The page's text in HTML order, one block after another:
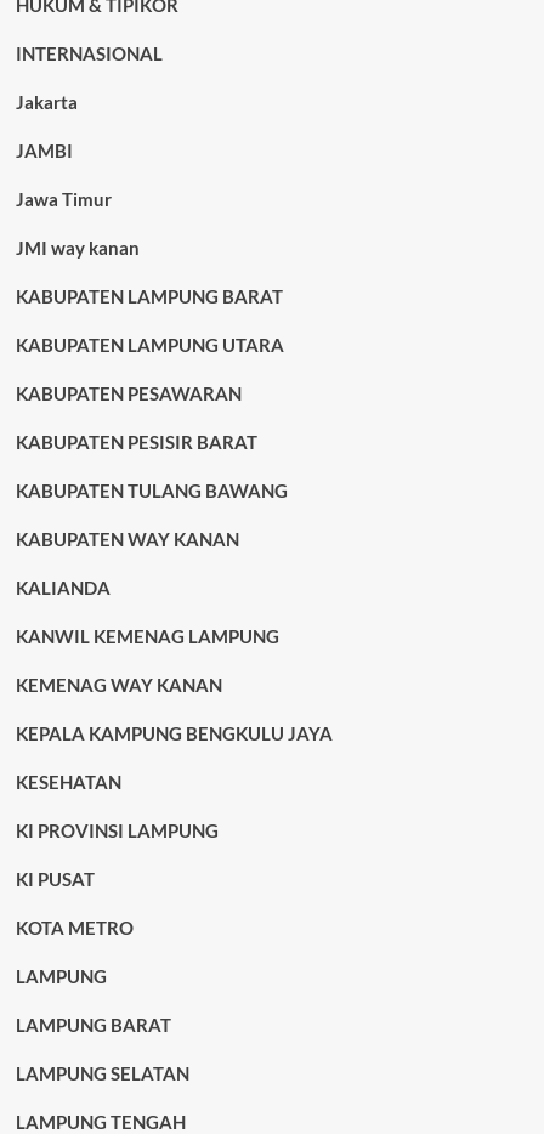
HUKUM & TIPIKOR
INTERNASIONAL
Jakarta
JAMBI
Jawa Timur
JMI way kanan
KABUPATEN LAMPUNG BARAT
KABUPATEN LAMPUNG UTARA
KABUPATEN PESAWARAN
KABUPATEN PESISIR BARAT
KABUPATEN TULANG BAWANG
KABUPATEN WAY KANAN
KALIANDA
KANWIL KEMENAG LAMPUNG
KEMENAG WAY KANAN
KEPALA KAMPUNG BENGKULU JAYA
KESEHATAN
KI PROVINSI LAMPUNG
KI PUSAT
KOTA METRO
LAMPUNG
LAMPUNG BARAT
LAMPUNG SELATAN
LAMPUNG TENGAH